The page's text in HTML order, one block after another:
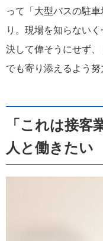
って「大型バスの駐
り。現場を知らない
決して偉そうにせず
でも寄り添えるよう努
「これは接
人と働きたい